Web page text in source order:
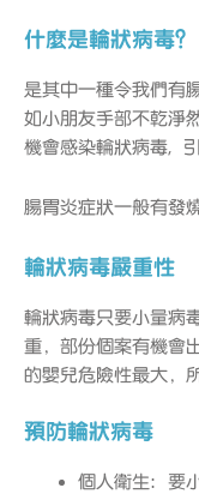
什麼是輪狀病毒？
是其中一種令我們有
如小朋友手部不乾淨
機會感染輪狀病毒,
腸胃炎症狀一般有發
輪狀病毒嚴重性
輪狀病毒只要小量病
重，部份個案有機會
的嬰兒危險性最大，
預防輪狀病毒
個人衛生: 要